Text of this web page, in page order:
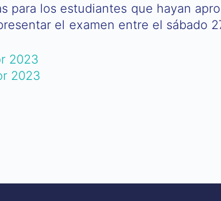
para los estudiantes que hayan
el examen entre el sábado
2023
2023